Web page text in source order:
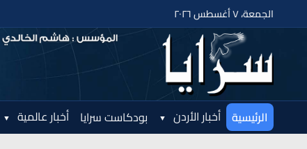
الجمعة، ٧ أغسطس ٢٠٢٦
الرئيسية أخبار الأردن بودكاست سرايا أخبار عالمية